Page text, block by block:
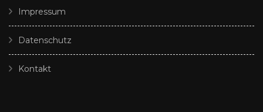
Impressum
Datenschutz
Kontakt